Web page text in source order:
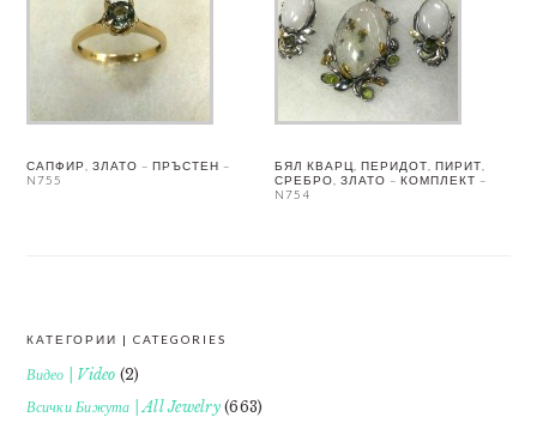
САПФИР, ЗЛАТО – ПРЪСТЕН –
N755
БЯЛ КВАРЦ, ПЕРИДОТ, ПИРИТ,
СРЕБРО, ЗЛАТО – КОМПЛЕКТ –
N754
FOOTER
КАТЕГОРИИ | CATEGORIES
Видео | Video (2)
Всички Бижута | All Jewelry(663)